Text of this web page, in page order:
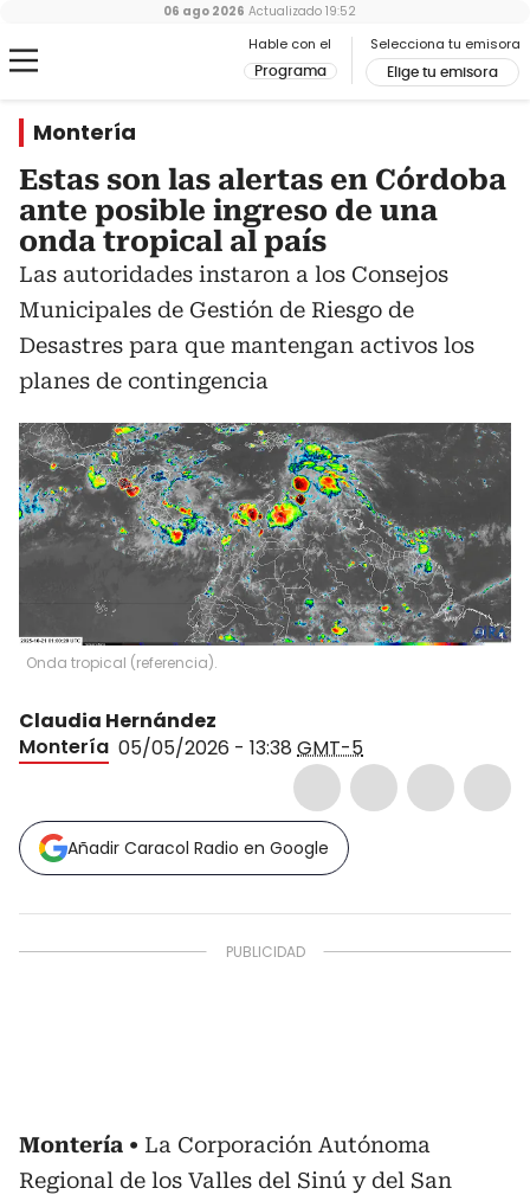
Hable con el
Programa
Selecciona tu emisora
Elige tu emisora
06 ago 2026 Actualizado 19:52
Montería
Estas son las alertas en Córdoba
ante posible ingreso de una
onda tropical al país
Las autoridades instaron a los Consejos
Municipales de Gestión de Riesgo de
Desastres para que mantengan activos los
planes de contingencia
Onda tropical (referencia).
Claudia Hernández
Montería 05/05/2026 - 13:38 GMT-5
Añadir Caracol Radio en Google
Montería
La Corporación Autónoma
Regional de los Valles del Sinú y del San